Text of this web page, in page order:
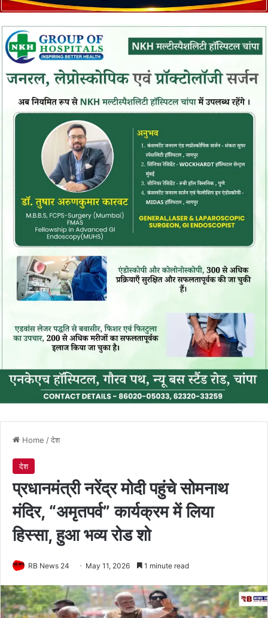
Home /देश
देश
प्रधानमंत्री नरेंद्र मोदी पहुंचे सोमनाथ
मंदिर, “अमृतपर्व” कार्यक्रम में लिया
हिस्सा, हुआ भव्य रोड शो
RB News 24 May 11, 2026 1 minute read